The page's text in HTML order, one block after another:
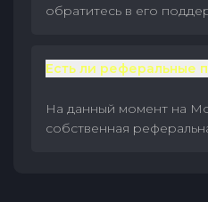
обратитесь в его
Есть ли реферальные
На данный момент на
собственная